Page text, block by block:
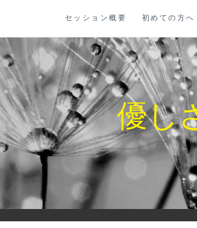
テ
ン
ツ
に
ス
キ
ッ
プ
セッション概要 初めての方へ
優し